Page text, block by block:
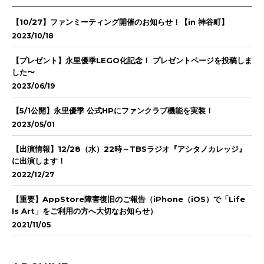
【10/27】ファンミーティング開催のお知らせ！【in 神谷町】
2023/10/18
【プレゼント】永里優季LEGO化記念！ プレゼントページを投稿しま
した〜
2023/06/19
【5/1公開】永里優季 公式HPにファンクラブ機能を実装！
2023/05/01
【出演情報】12/28（水）22時～TBSラジオ『アシタノカレッジ』
に出演します！
2022/12/27
【重要】AppStore障害復旧のご報告（iPhone（iOS）で「Life
Is Art」をご利用の方へ大切なお知らせ）
2021/11/05